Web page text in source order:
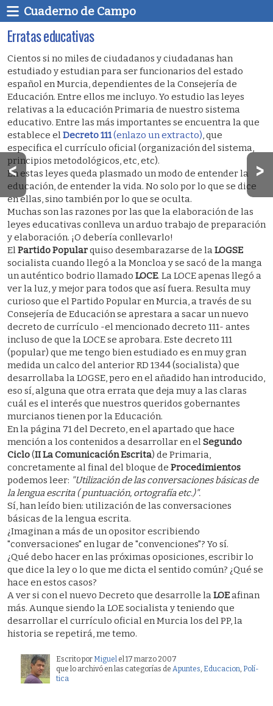
Cuaderno de Campo
Erratas educativas
Cientos si no miles de ciudadanos y ciudadanas han
estudiado y estudian para ser funcionarios del estado
español en Murcia, dependientes de la Consejería de
Educación. Entre ellos me incluyo. Yo estudio las leyes
relativas a la educación Primaria de nuestro sistema
educativo. Entre las más importantes se encuentra la que
establece elDecreto 111(enlazo un extracto), que
especifica el currículo oficial (organización del sistema,
principios metodológicos, etc, etc).
En estas leyes queda plasmado un modo de entender la
educación, de entender la vida. No solo por lo que se dice
en ellas, sino también por lo que se oculta.
Muchas son las razones por las que la elaboración de las
leyes educativas conlleva un arduo trabajo de preparación
y elaboración. ¡O debería conllevarlo!
ElPartido Popularquiso desembarazarse de laLOGSE
socialista cuando llegó a la Moncloa y se sacó de la manga
un auténtico bodrio llamado LOCE. La LOCE apenas llegó a
ver la luz, y mejor para todos que así fuera. Resulta muy
curioso que el Partido Popular en Murcia, a través de su
Consejería de Educación se aprestara a sacar un nuevo
decreto de currículo -el mencionado decreto 111- antes
incluso de que la LOCE se aprobara. Este decreto 111
(popular) que me tengo bien estudiado es en muy gran
medida un calco del anterior RD 1344 (socialista) que
desarrollaba la LOGSE, pero en el añadido han introducido,
eso sí, alguna que otra errata que deja muy a las claras
cuál es el interés que nuestros queridos gobernantes
murcianos tienen por la Educación.
En la página 71 del Decreto, en el apartado que hace
mención a los contenidos a desarrollar en elSegundo
Ciclo(II La Comunicación Escrita) de Primaria,
concretamente al final del bloque de Procedimientos
podemos leer: "Utilización de las conversaciones básicas de
la lengua escrita ( puntuación, ortografía etc.)".
Sí, han leído bien: utilización de las conversaciones
básicas de la lengua escrita.
¿Imaginan a más de un opositor escribiendo
"conversaciones" en lugar de "convenciones"? Yo sí.
¿Qué debo hacer en las próximas oposiciones, escribir lo
que dice la ley o lo que me dicta el sentido común? ¿Qué se
hace en estos casos?
A ver si con el nuevo Decreto que desarrolle laLOEafinan
más. Aunque siendo la LOE socialista y teniendo que
desarrollar el currículo oficial en Murcia los del PP, la
historia se repetirá, me temo.
Escrito por Miguel el 17 marzo 2007
que lo archivó en las categorías de Apuntes, Educacion, Polí­
tica